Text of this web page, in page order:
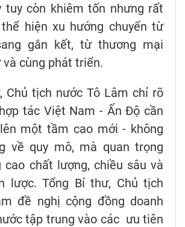
tuy còn khiêm tốn nhưng rất
hiện xu hướng chuyển từ
gắn kết, từ thương mại
cùng phát triển.
Chủ tịch nước Tô Lâm chỉ rõ
tác Việt Nam - Ấn Độ cần
một tầm cao mới - không
về quy mô, mà quan trọng
cao chất lượng, chiều sâu và
lược. Tổng Bí thư, Chủ tịch
đề nghị cộng đồng doanh
tập trung vào các ưu tiên